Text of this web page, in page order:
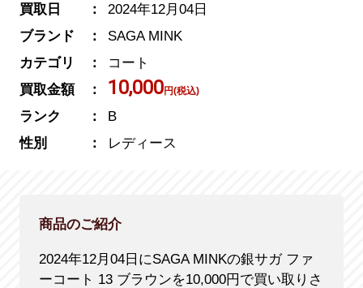
買取日
2024年12月04日
ブランド
SAGA MINK
カテゴリ
コート
買取金額
10,000円(税込)
ランク
B
性別
レディース
商品のご紹介
2024年12月04日にSAGA MINKの銀サガ ファ
ーコート 13 ブラウンを10,000円で買い取りさ